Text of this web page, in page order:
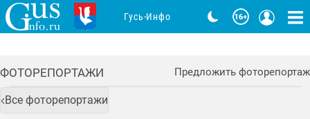
ФОТОРЕПОРТАЖИ Предложить фоторепортаж
Все фоторепортажи
Гусь-Инфо